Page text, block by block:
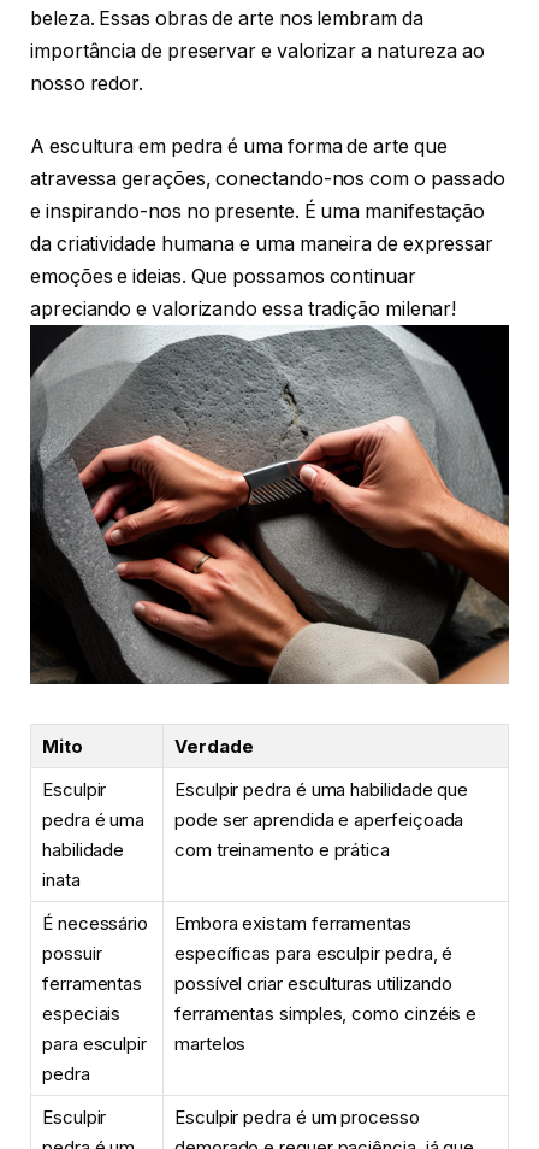
beleza. Essas obras de arte nos lembram da
importância de preservar e valorizar a natureza ao
nosso redor.
A escultura em pedra é uma forma de arte que
atravessa gerações, conectando-nos com o passado
e inspirando-nos no presente. É uma manifestação
da criatividade humana e uma maneira de expressar
emoções e ideias. Que possamos continuar
apreciando e valorizando essa tradição milenar!
Mito
Verdade
Esculpir
pedra é uma
habilidade
inata
Esculpir pedra é uma habilidade que
pode ser aprendida e aperfeiçoada
com treinamento e prática
É necessário
possuir
ferramentas
especiais
para esculpir
pedra
Embora existam ferramentas
específicas para esculpir pedra, é
possível criar esculturas utilizando
ferramentas simples, como cinzéis e
martelos
Esculpir
Esculpir pedra é um processo